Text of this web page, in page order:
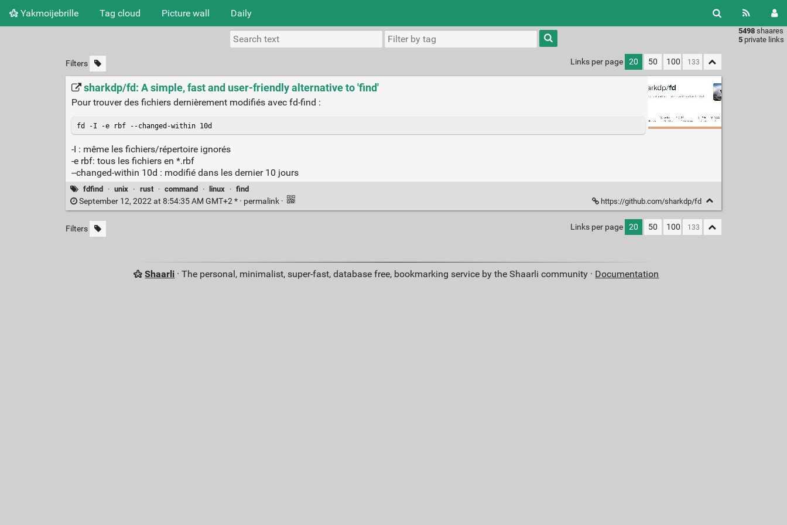
Yakmoijebrille Tag cloud Picture wall Daily
5498 shaares
5 private links
Type 1 or
more
characters
results.
Filters Links per page 20 50 100
sharkdp/fd: A simple, fast and user-friendly alternative to 'find'
Pour trouver des fichiers dernièrement modifiés avec fd-find :
fd -I -e rbf --changed-within 10d
-I : même les fichiers/répertoire ignorés
-e rbf: tous les fichiers en *.rbf
--changed-within 10d : modifié dans les dernier 10 jours
fdfind · unix · rust · command · linux · find
September 12, 2022 at 8:54:35 AM GMT+2 * · permalink · https://github.com/sharkdp/fd
Filters Links per page 20 50 100
Shaarli · The personal, minimalist, super-fast, database free, bookmarking service by the Shaarli community · Documentation